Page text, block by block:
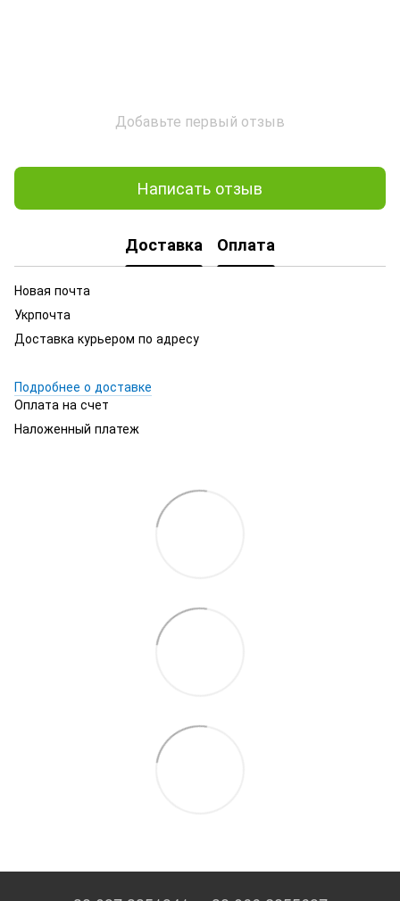
Добавьте первый отзыв
Написать отзыв
Доставка Оплата
Новая почта
Укрпочта
Доставка курьером по адресу
Подробнее о доставке
Оплата на счет
Наложенный платеж